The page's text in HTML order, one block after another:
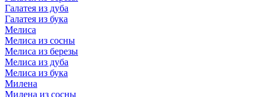
Галатея из дуба
Галатея из бука
Мелиса
Мелиса из сосны
Мелиса из березы
Мелиса из дуба
Мелиса из бука
Милена
Милена из сосны